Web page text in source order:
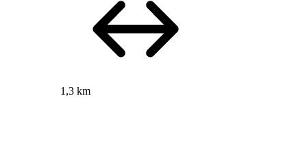
1,3 km